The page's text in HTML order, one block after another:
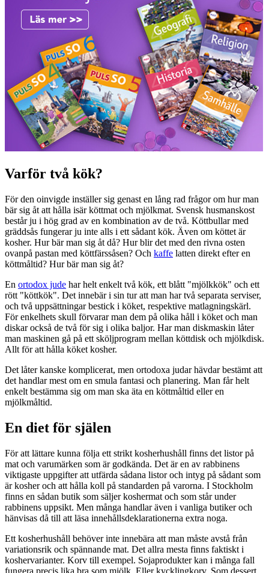
Varför två kök?
För den oinvigde inställer sig genast en lång rad frågor om hur man
bär sig åt att hålla isär köttmat och mjölkmat. Svensk husmanskost
består ju i hög grad av en kombination av de två. Köttbullar med
gräddsås fungerar ju inte alls i ett sådant kök. Även om köttet är
kosher. Hur bär man sig åt då? Hur blir det med den rivna osten
ovanpå pastan med köttfärssåsen? Och kaffe latten direkt efter en
köttmåltid? Hur bär man sig åt?
En ortodox jude har helt enkelt två kök, ett blått "mjölkkök" och ett
rött "köttkök". Det innebär i sin tur att man har två separata serviser,
och två uppsättningar bestick i köket, respektive matlagningskärl.
För enkelhets skull förvarar man dem på olika håll i köket och man
diskar också de två för sig i olika baljor. Har man diskmaskin låter
man maskinen gå på ett sköljprogram mellan köttdisk och mjölkdisk.
Allt för att hålla köket kosher.
Det låter kanske komplicerat, men ortodoxa judar hävdar bestämt att
det handlar mest om en smula fantasi och planering. Man får helt
enkelt bestämma sig om man ska äta en köttmåltid eller en
mjölkmåltid.
En diet för själen
För att lättare kunna följa ett strikt kosherhushåll finns det listor på
mat och varumärken som är godkända. Det är en av rabbinens
viktigaste uppgifter att utfärda sådana listor och intyg på sådant som
är kosher och att hålla koll på standarden på varorna. I Stockholm
finns en sådan butik som säljer koshermat och som står under
rabbinens uppsikt. Men många handlar även i vanliga butiker och
hänvisas då till att läsa innehållsdeklarationerna extra noga.
Ett kosherhushåll behöver inte innebära att man måste avstå från
variationsrik och spännande mat. Det allra mesta finns faktiskt i
koshervarianter. Korv till exempel. Sojaprodukter kan i många fall
fungera precis lika bra som mjölk. Eller kycklingkorv. Som dessert